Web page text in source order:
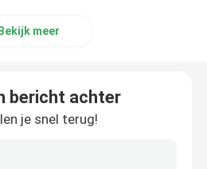
Bekijk meer
bericht achter
je snel terug!